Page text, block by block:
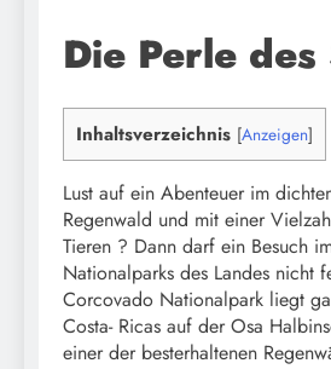
Die Perle des
Inhaltsverzeichnis [Anzeigen]
Lust auf ein Abenteuer im
Regenwald und mit einer
Tieren ? Dann darf ein Besuch
Nationalparks des Landes nicht
Corcovado Nationalpark liegt
Costa- Ricas auf der Osa
einer der besterhaltenen